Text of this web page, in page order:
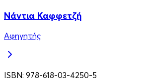
Νάντια Καφφετζή
Αφηγητής
ISBN: 978-618-03-4250-5